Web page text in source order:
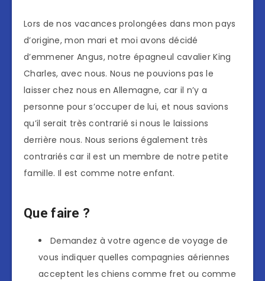
Lors de nos vacances prolongées dans mon pays
d’origine, mon mari et moi avons décidé
d’emmener Angus, notre épagneul cavalier King
Charles, avec nous. Nous ne pouvions pas le
laisser chez nous en Allemagne, car il n’y a
personne pour s’occuper de lui, et nous savions
qu’il serait très contrarié si nous le laissions
derrière nous. Nous serions également très
contrariés car il est un membre de notre petite
famille. Il est comme notre enfant.
Que faire ?
Demandez à votre agence de voyage de
vous indiquer quelles compagnies aériennes
acceptent les chiens comme fret ou comme